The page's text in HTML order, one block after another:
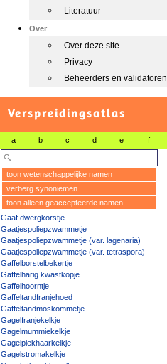
Literatuur
Over
Over deze site
Privacy
Beheerders en validatoren
Verspreidingsatlas
a b c d e f
toon wetenschappelijke namen
verberg synoniemen
toon alleen geaccepteerde namen
Gaaf dwergkorstje
Gaatjespoliepzwammetje
Gaatjespoliepzwammetje (var. lagenaria)
Gaatjespoliepzwammetje (var. tetraspora)
Gaffelborstelbekertje
Gaffelharig kwastkopje
Gaffelhoorntje
Gaffeltandfranjehoed
Gaffeltandmoskommetje
Gagelfranjekelkje
Gagelmummiekelkje
Gagelpiekhaarkelkje
Gagelstromakelkje